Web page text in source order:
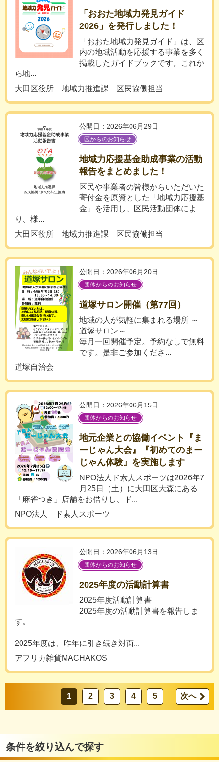
「おおた地域力発見ガイド
2026」を発行しました！
「おおた地域力発見ガイド」は、区
内の地域活動を応援する事業を多く
掲載したガイドブックです。これか
ら地...
大田区役所 地域力推進課 区民協働担当
公開日：2026年06月29日
区からのお知らせ
地域力応援基金助成事業の活動
報告をまとめました！
区民や事業者の皆様からいただいた
寄付金を原資とした「地域力応援基
金」を活用し、区民活動団体によ
り、様...
大田区役所 地域力推進課 区民協働担当
公開日：2026年06月20日
団体からのお知らせ
道塚サロン開催（第77回）
地域の人が気軽に集まれる場所 ～
道塚サロン～
毎月一回開催予定。予約なしで無料
です。是非ご参加くださ...
道塚自治会
公開日：2026年06月15日
団体からのお知らせ
地元企業との協働イベント『ま
ーじゃん大会』『初めてのまー
じゃん体験』を実施します
NPO法人ド素人スポーツは2026年7
月25日（土）に大田区大森にある
「麻雀つき」店舗をお借りし、ド...
NPO法人 ド素人スポーツ
公開日：2026年06月13日
団体からのお知らせ
2025年度の活動計算書
2025年度活動計算書
2025年度の活動計算書を報告しま
す。
2025年度は、昨年に引き続き対面...
アフリカ雑貨MACHAKOS
1 2 3 4 5 次へ
条件を絞り込んで探す